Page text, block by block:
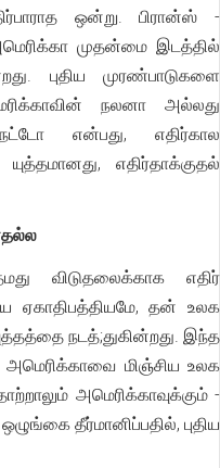
ஒன்று. பிரான்ஸ் -
முதன்மை இடத்தில்
புதிய முரண்பாடுகளை
நலனா அல்லது
என்பது, எதிர்கால
எதிர்தாக்குதல்
விடுதலைக்காக எதிர்
ஏகாதிபத்தியமே, தன் உலக
நடத்;துகின்றது. இந்த
அமெரிக்காவை மிஞ்சிய உலக
அமெரிக்காவுக்கும் -
தீர்மானிப்பதில், புதிய